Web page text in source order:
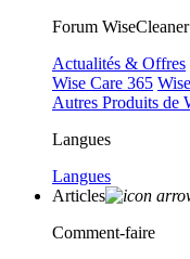
Forum WiseCleaner
Actualités & Offres
Wise Care 365
Autres Produits de
Langues
Langues
Articles
Comment-faire